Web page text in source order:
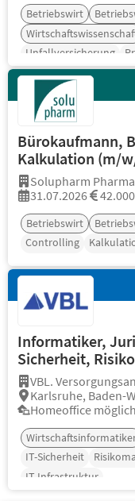
Betriebswirt
Unfallversicherung
Portfoliomanagement
Bürokaufmann,
Kalkulation (m/
Solupharm
31.07.2026
Betriebswirt
Controlling
Informatiker,
Sicherheit,
VBL.
Karlsruhe, Baden-
Homeoffice möglich
IT-Sicherheit
IT-Infrastruktur